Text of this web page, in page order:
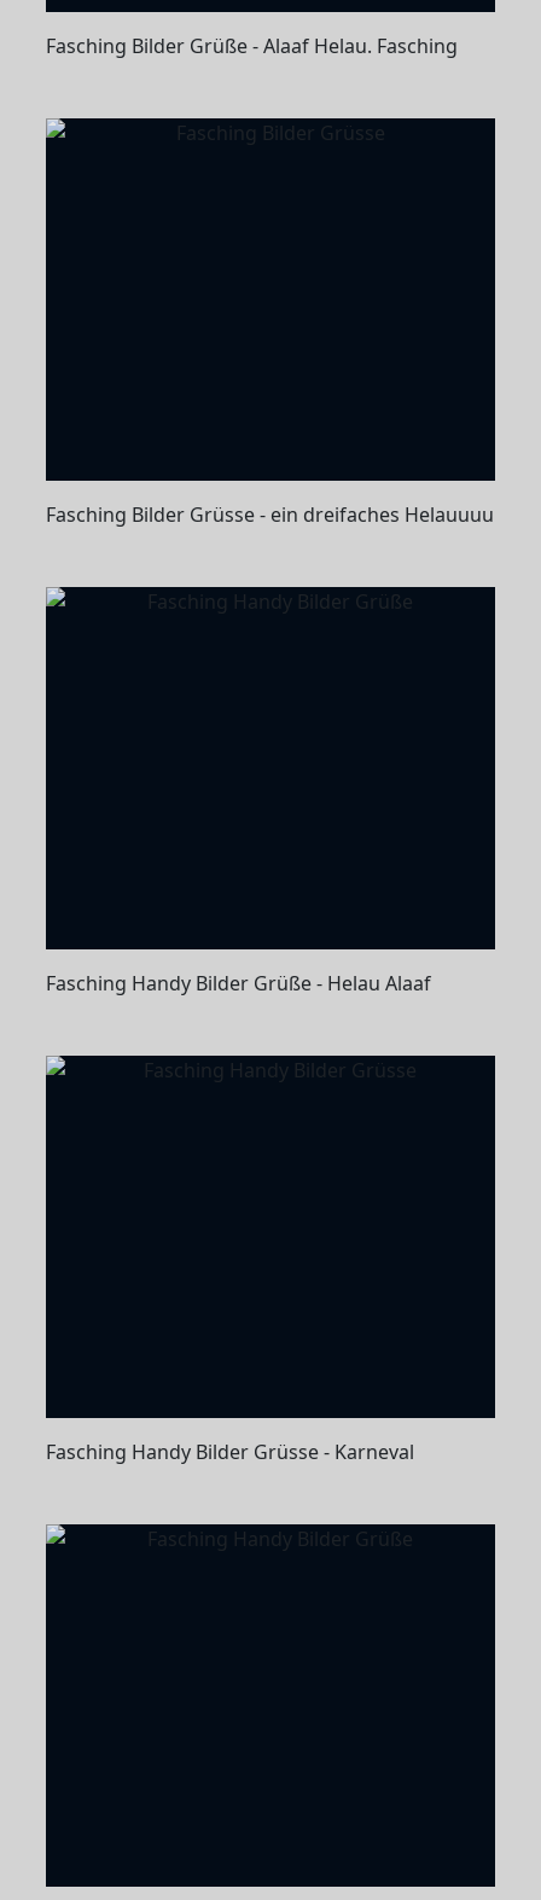
Fasching Bilder Grüße - Alaaf Helau. Fasching
Fasching Bilder Grüsse - ein dreifaches Helauuuu
Fasching Handy Bilder Grüße - Helau Alaaf
Fasching Handy Bilder Grüsse - Karneval